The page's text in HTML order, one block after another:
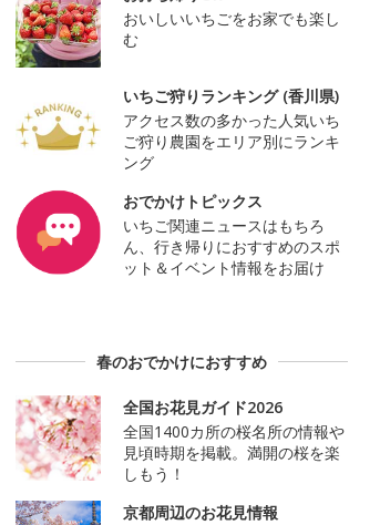
おいしいいちごをお家でも楽し
む
いちご狩りランキング (香川県)
アクセス数の多かった人気いち
ご狩り農園をエリア別にランキ
ング
おでかけトピックス
いちご関連ニュースはもちろ
ん、行き帰りにおすすめのスポ
ット＆イベント情報をお届け
春のおでかけにおすすめ
全国お花見ガイド2026
全国1400カ所の桜名所の情報や
見頃時期を掲載。満開の桜を楽
しもう！
京都周辺のお花見情報